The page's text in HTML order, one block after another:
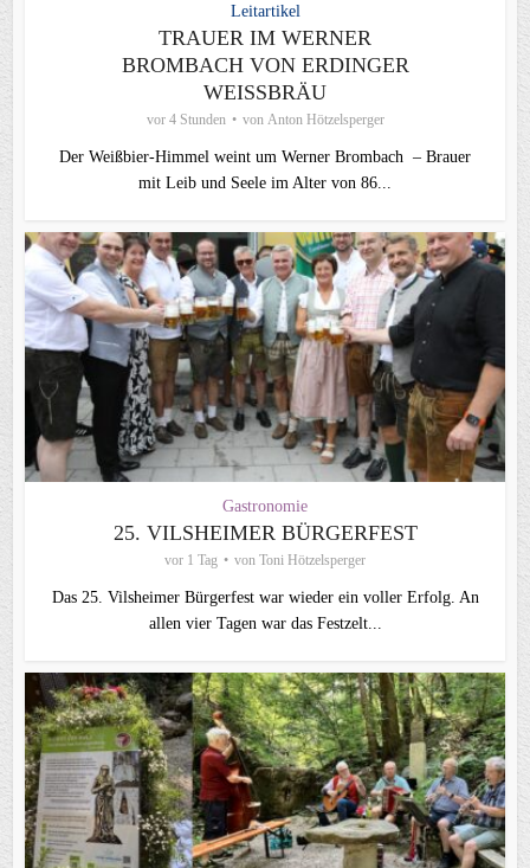
Leitartikel
TRAUER IM WERNER
BROMBACH VON ERDINGER
WEISSBRÄU
vor 4 Stunden von Anton Hötzelsperger
Der Weißbier-Himmel weint um Werner Brombach – Brauer
mit Leib und Seele im Alter von 86...
Gastronomie
25. VILSHEIMER BÜRGERFEST
vor 1 Tag von Toni Hötzelsperger
Das 25. Vilsheimer Bürgerfest war wieder ein voller Erfolg. An
allen vier Tagen war das Festzelt...